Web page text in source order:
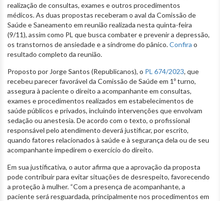
realização de consultas, exames e outros procedimentos
médicos. As duas propostas receberam o aval da Comissão de
Saúde e Saneamento em reunião realizada nesta quinta-feira
(9/11), assim como PL que busca combater e prevenir a depressão,
os transtornos de ansiedade e a síndrome do pânico.Confira o
resultado completo da reunião.
Proposto por Jorge Santos (Republicanos), o PL 674/2023, que
recebeu parecer favorável da Comissão de Saúde em 1º turno,
assegura à paciente o direito a acompanhante em consultas,
exames e procedimentos realizados em estabelecimentos de
saúde públicos e privados, incluindo intervenções que envolvam
sedação ou anestesia. De acordo com o texto, o profissional
responsável pelo atendimento deverá justificar, por escrito,
quando fatores relacionados à saúde e à segurança dela ou de seu
acompanhante impedirem o exercício do direito.
Em sua justificativa, o autor afirma que a aprovação da proposta
pode contribuir para evitar situações de desrespeito, favorecendo
a proteção à mulher. “Com a presença de acompanhante, a
paciente será resguardada, principalmente nos procedimentos em